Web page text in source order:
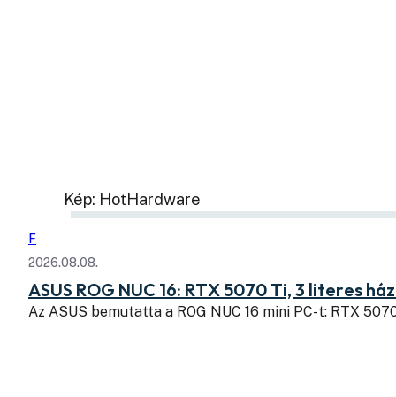
Kép: HotHardware
F
2026.08.08.
ASUS ROG NUC 16: RTX 5070 Ti, 3 literes
Az ASUS bemutatta a ROG NUC 16 mini PC-t: RTX